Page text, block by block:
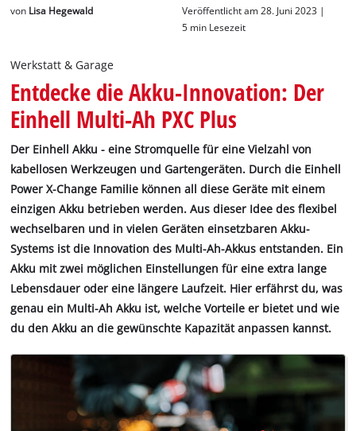
Deutsch
DEDeutsch
von Lisa Hegewald
Veröffentlicht am 28. Juni 2023 |
5 min Lesezeit
Werkstatt & Garage
Entdecke die Akku-Innovation: Der
Einhell Multi-Ah PXC Plus
Der Einhell Akku - eine Stromquelle für eine Vielzahl von
kabellosen Werkzeugen und Gartengeräten. Durch die Einhell
Power X-Change Familie können all diese Geräte mit einem
einzigen Akku betrieben werden. Aus dieser Idee des flexibel
wechselbaren und in vielen Geräten einsetzbaren Akku-
Systems ist die Innovation des Multi-Ah-Akkus entstanden. Ein
Akku mit zwei möglichen Einstellungen für eine extra lange
Lebensdauer oder eine längere Laufzeit. Hier erfährst du, was
genau ein Multi-Ah Akku ist, welche Vorteile er bietet und wie
du den Akku an die gewünschte Kapazität anpassen kannst.